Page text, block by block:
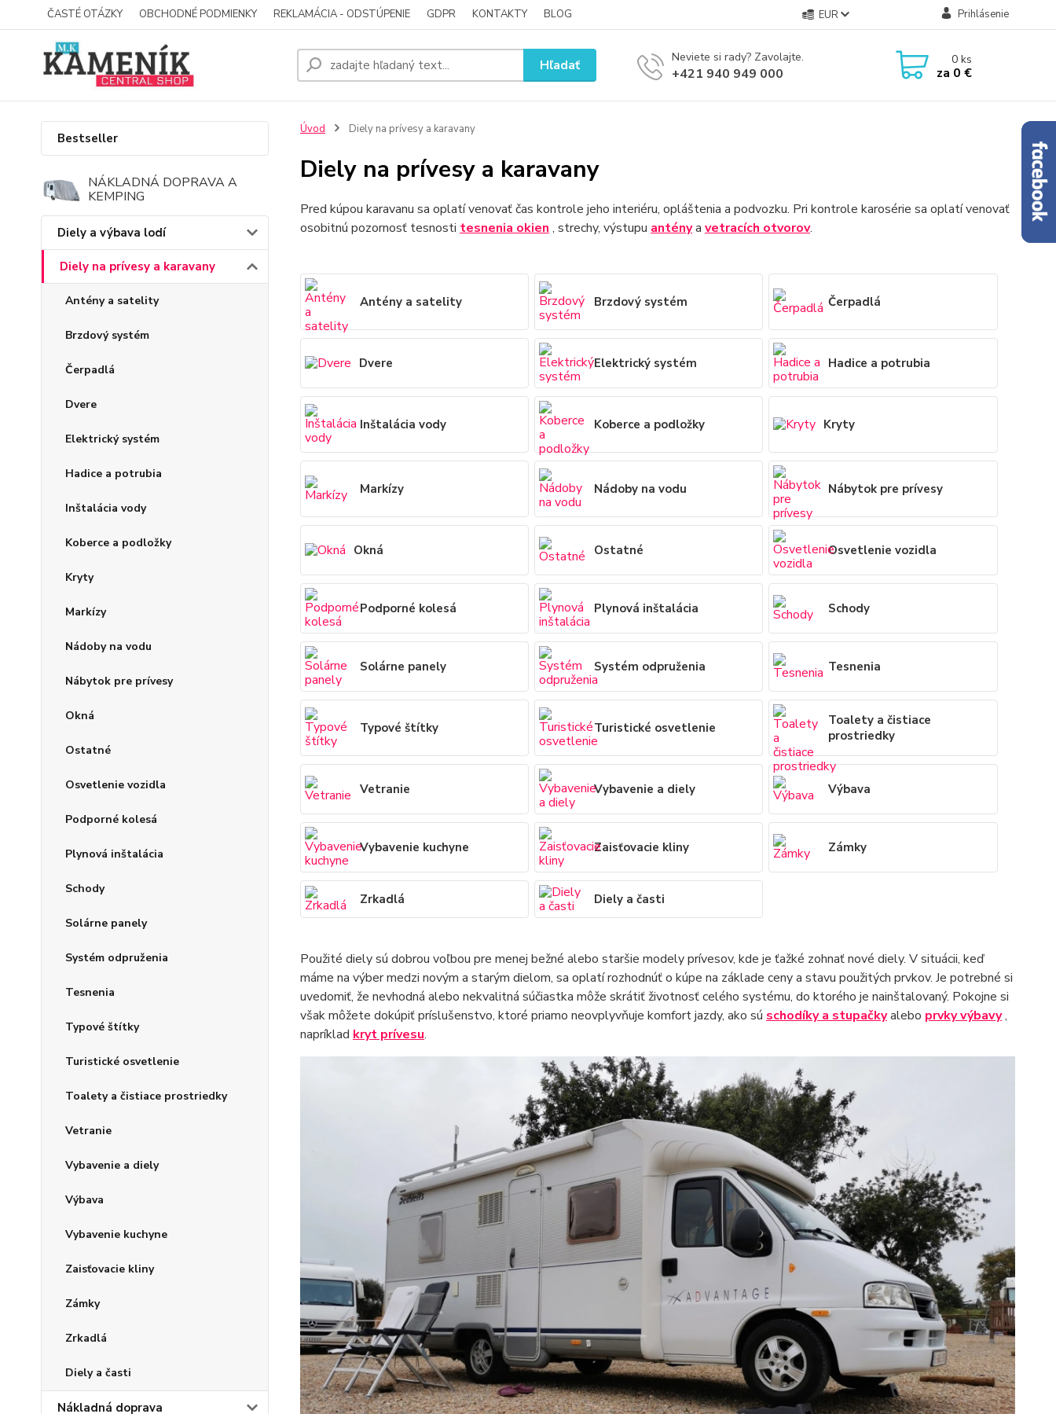
ČASTÉ OTÁZKY OBCHODNÉ PODMIENKY REKLAMÁCIA - ODSTÚPENIE GDPR KONTAKTY BLOG EUR Prihlásenie
Hľadať Neviete si rady? Zavolajte.
+421 940 949 000
0ks
za 0 €
Bestseller
NÁKLADNÁ DOPRAVA A
KEMPING
Diely a výbava lodí
Diely na prívesy a karavany
Antény a satelity
Brzdový systém
Čerpadlá
Dvere
Elektrický systém
Hadice a potrubia
Inštalácia vody
Koberce a podložky
Kryty
Markízy
Nádoby na vodu
Nábytok pre prívesy
Okná
Ostatné
Osvetlenie vozidla
Podporné kolesá
Plynová inštalácia
Schody
Solárne panely
Systém odpruženia
Tesnenia
Typové štítky
Turistické osvetlenie
Toalety a čistiace prostriedky
Vetranie
Vybavenie a diely
Výbava
Vybavenie kuchyne
Zaisťovacie kliny
Zámky
Zrkadlá
Diely a časti
Nákladná doprava
Úvod Diely na prívesy a karavany
Diely na prívesy a karavany
Pred kúpou karavanu sa oplatí venovať čas kontrole jeho interiéru, opláštenia a podvozku. Pri kontrole karosérie sa oplatí venovať
osobitnú pozornosť tesnosti tesnenia okien , strechy, výstupu anténya vetracích otvorov.
Antény a satelity Brzdový systém Čerpadlá
Dvere Elektrický systém Hadice a potrubia
Inštalácia vody Koberce a podložky Kryty
Markízy Nádoby na vodu Nábytok pre prívesy
Okná Ostatné Osvetlenie vozidla
Podporné kolesá Plynová inštalácia Schody
Solárne panely Systém odpruženia Tesnenia
Typové štítky Turistické osvetlenie
Toalety a čistiace
prostriedky
Vetranie Vybavenie a diely Výbava
Vybavenie kuchyne Zaisťovacie kliny Zámky
Zrkadlá Diely a časti
Použité diely sú dobrou voľbou pre menej bežné alebo staršie modely prívesov, kde je ťažké zohnať nové diely. V situácii, keď
máme na výber medzi novým a starým dielom, sa oplatí rozhodnúť o kúpe na základe ceny a stavu použitých prvkov. Je potrebné si
uvedomiť, že nevhodná alebo nekvalitná súčiastka môže skrátiť životnosť celého systému, do ktorého je nainštalovaný. Pokojne si
však môžete dokúpiť príslušenstvo, ktoré priamo neovplyvňuje komfort jazdy, ako sú schodíky a stupačkyalebo prvky výbavy,
napríklad kryt prívesu.